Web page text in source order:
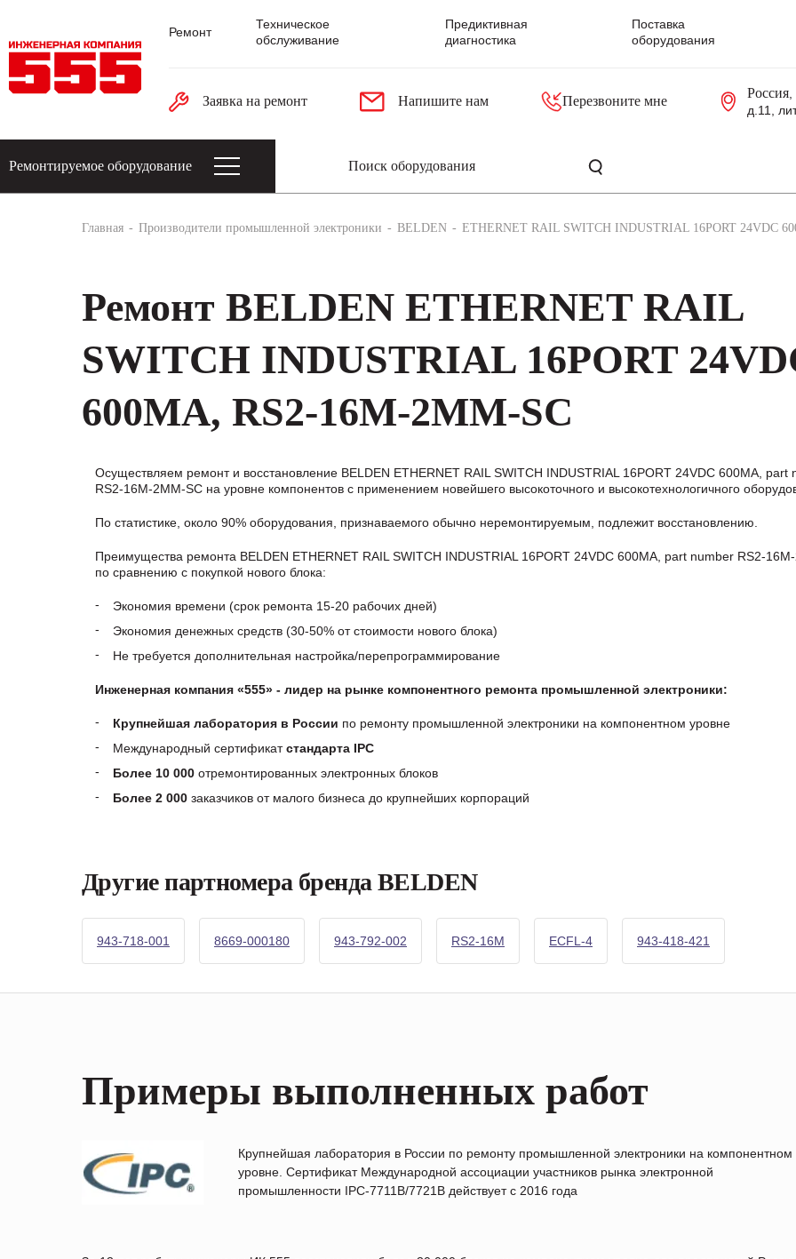
Ремонт
Техническое
обслуживание
Предиктивная
диагностика
Поставка
оборудования
Заявка на ремонт Напишите нам Перезвоните мне
Россия,
д.11,
Ремонтируемое оборудование
Главная Производители промышленной электроники BELDEN ETHERNET RAIL SWITCH INDUSTRIAL 16PORT 24VDC
Ремонт BELDEN ETHERNET RAIL
SWITCH INDUSTRIAL 16PORT
600MA, RS2-16M-2MM-SC
Осуществляем ремонт и восстановление BELDEN ETHERNET RAIL SWITCH INDUSTRIAL 16PORT 24VDC 600MA, part
RS2-16M-2MM-SC на уровне компонентов с применением новейшего высокоточного и высокотехнологичного
По статистике, около 90% оборудования, признаваемого обычно неремонтируемым, подлежит восстановлению.
Преимущества ремонта BELDEN ETHERNET RAIL SWITCH INDUSTRIAL 16PORT 24VDC 600MA, part number RS2-
по сравнению с покупкой нового блока:
Экономия времени (срок ремонта 15-20 рабочих дней)
Экономия денежных средств (30-50% от стоимости нового блока)
Не требуется дополнительная настройка/перепрограммирование
Инженерная компания «555» - лидер на рынке компонентного ремонта промышленной электроники:
Крупнейшая лаборатория в России по ремонту промышленной электроники на компонентном уровне
Международный сертификатстандарта IPC
Более 10 000 отремонтированных электронных блоков
Более 2 000 заказчиков от малого бизнеса до крупнейших корпораций
Другие партномера бренда BELDEN
943-718-001 8669-000180 943-792-002 RS2-16M ECFL-4 943-418-421
Примеры выполненных работ
Крупнейшая лаборатория в России по ремонту промышленной электроники на компонентном
уровне. Сертификат Международной ассоциации участников рынка электронной
промышленности IPC-7711B/7721B действует с 2016 года